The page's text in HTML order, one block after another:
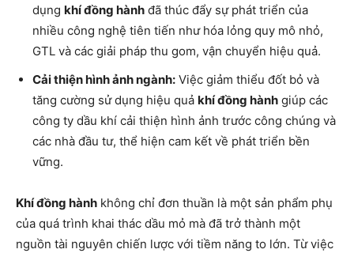
dụng khí đồng hành đã thúc đẩy sự phát triển của
nhiều công nghệ tiên tiến như hóa lỏng quy mô nhỏ,
GTL và các giải pháp thu gom, vận chuyển hiệu quả.
Cải thiện hình ảnh ngành: Việc giảm thiểu đốt bỏ và
tăng cường sử dụng hiệu quả khí đồng hành giúp các
công ty dầu khí cải thiện hình ảnh trước công chúng và
các nhà đầu tư, thể hiện cam kết về phát triển bền
vững.
Khí đồng hành không chỉ đơn thuần là một sản phẩm phụ
của quá trình khai thác dầu mỏ mà đã trở thành một
nguồn tài nguyên chiến lược với tiềm năng to lớn. Từ việc